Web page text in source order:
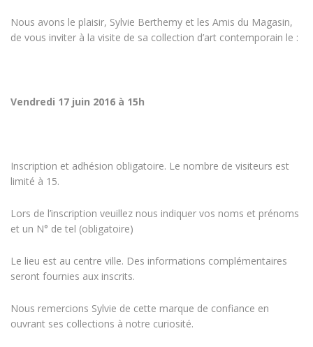
Nous avons le plaisir, Sylvie Berthemy et les Amis du Magasin,
de vous inviter à la visite de sa collection d’art contemporain le :
Vendredi 17 juin 2016 à 15h
Inscription et adhésion obligatoire. Le nombre de visiteurs est
limité à 15.
Lors de l’inscription veuillez nous indiquer vos noms et prénoms
et un N° de tel (obligatoire)
Le lieu est au centre ville. Des informations complémentaires
seront fournies aux inscrits.
Nous remercions Sylvie de cette marque de confiance en
ouvrant ses collections à notre curiosité.